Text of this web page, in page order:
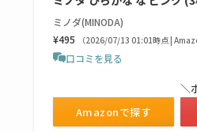
ミノダ(MINODA)
¥495
（2026/07/13 01:01時点 |
口コミを見る
Amazonで探す
＼